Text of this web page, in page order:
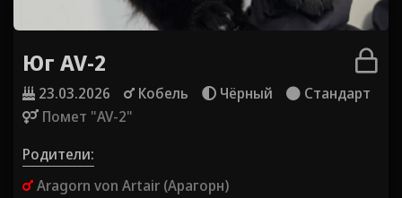
Юг AV-2
23.03.2026 Кобель Чёрный
Стандарт
Помет "AV-2"
Родители:
Aragorn von Artair (Арагорн)